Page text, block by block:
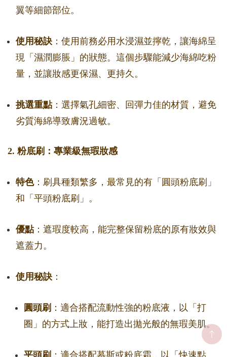
翼等細節部位。
使用秘訣 ：使用前務必用水浸濕並擰乾，讓海綿呈
現「濕潤膨脹」的狀態。這個步驟能減少海綿吃粉
量，並讓妝感更保濕、更持久。
挑選重點：選擇氣孔細密、回彈力佳的材質，避免
劣質海綿導致膚況過敏。
2. 粉底刷：專業級無瑕妝感
特色：刷具種類繁多，最常見的有「圓頭粉底刷」
和「平頭粉底刷」。
優點：遮瑕度較高，能完整保留粉底的原有妝效與
遮蓋力。
使用秘訣 ：
圓頭刷 ：適合搭配流動性強的粉底液，以「打
圈」的方式上妝，能打造出拋光般的無瑕美肌。